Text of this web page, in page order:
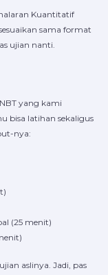
Kuantitatif
sama format
ujian nanti.
yang kami
bisa latihan sekaligus
nya:
(25 menit)
aslinya. Jadi, pas